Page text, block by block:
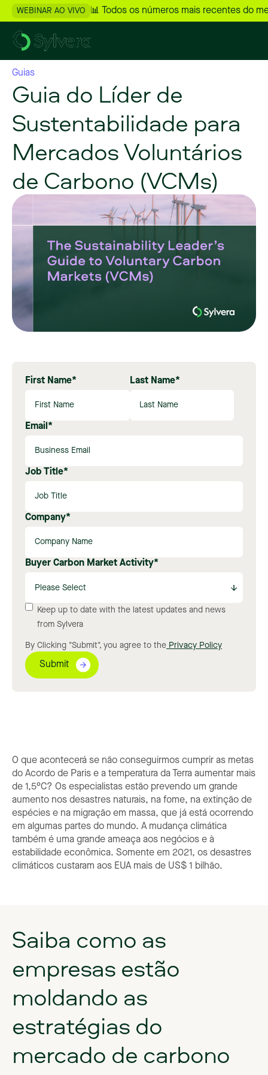
WEBINAR AO VIVO 📊 Todos os números mais recentes do
Guias
Guia do Líder de
Sustentabilidade para
Mercados Voluntários
de Carbono (VCMs)
First Name* Last Name*
Email *
Job Title*
Company*
Buyer Carbon Market Activity*
Keep up to date with the latest updates and news
from Sylvera
By Clicking "Submit", you agree to the Privacy Policy
O que acontecerá se não conseguirmos cumprir as metas
do Acordo de Paris e a temperatura da Terra aumentar mais
de 1,5°C? Os especialistas estão prevendo um grande
aumento nos desastres naturais, na fome, na extinção de
espécies e na migração em massa, que já está ocorrendo
em algumas partes do mundo. A mudança climática
também é uma grande ameaça aos negócios e à
estabilidade econômica. Somente em 2021, os desastres
climáticos custaram aos EUA mais de US$ 1 bilhão.
Saiba como as
empresas estão
moldando as
estratégias do
mercado de carbono